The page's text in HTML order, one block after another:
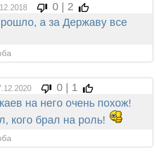
0 | 2
а за Державу все
0 | 1
на него очень похож!
кого брал на роль!